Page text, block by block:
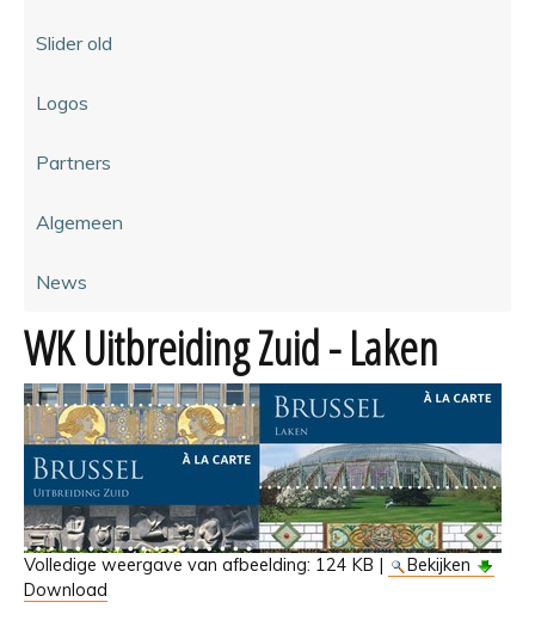
Slider old
Logos
Partners
Algemeen
News
WK Uitbreiding Zuid - Laken
Volledige weergave van afbeelding: 124 KB |
Bekijken
Download